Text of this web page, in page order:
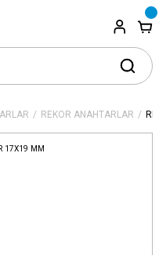
REKOR ANAHTARLAR